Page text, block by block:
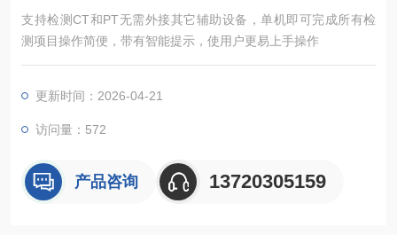
支持检测CT和PT无需外接其它辅助设备，单机即可完成所有检
测项目操作简便，带有智能提示，使用户更易上手操作
更新时间：2026-04-21
访问量：572
产品咨询 13720305159